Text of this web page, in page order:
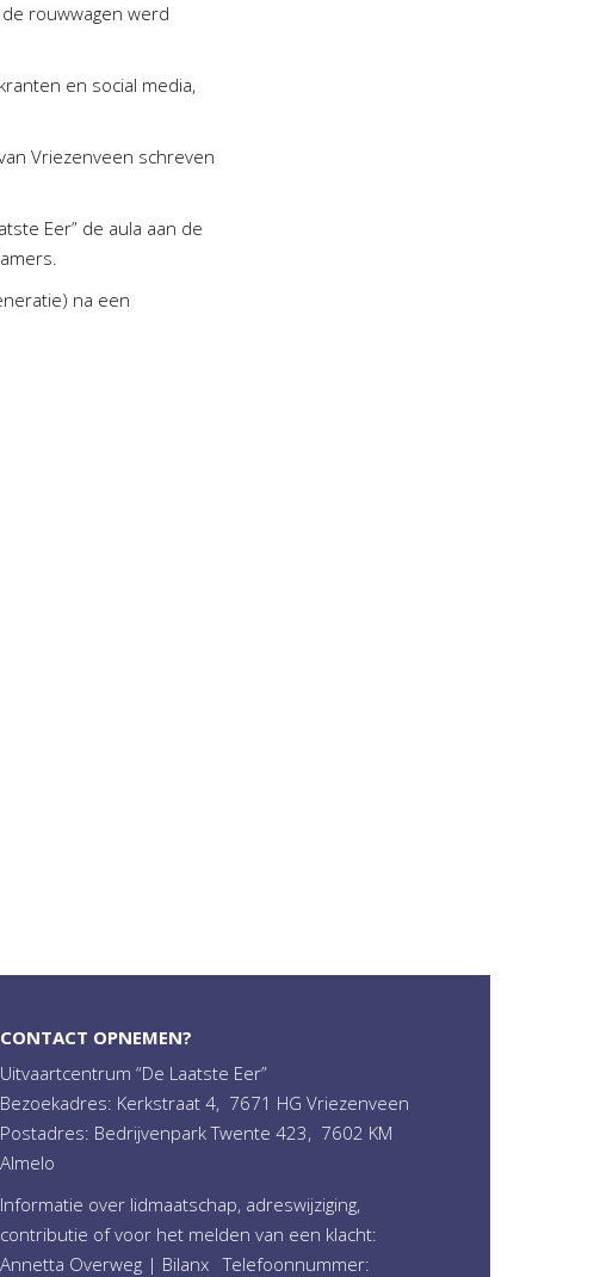
rouwwagen werd
en social media,
Vriezenveen schreven
Eer” de aula aan de
na een
CONTACT OPNEMEN?
Uitvaartcentrum “De Laatste Eer”
Bezoekadres: Kerkstraat 4, 7671 HG Vriezenveen
Postadres: Bedrijvenpark Twente 423, 7602 KM
Almelo
Informatie over lidmaatschap, adreswijziging,
contributie of voor het melden van een klacht:
Annetta Overweg | Bilanx Telefoonnummer: